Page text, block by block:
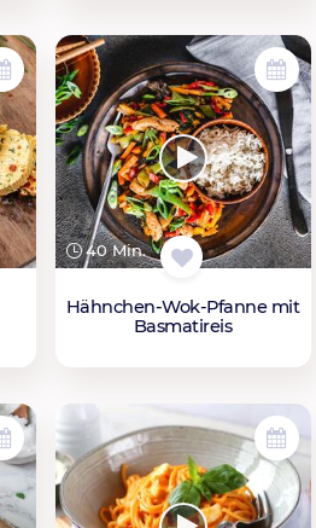
40 Min.
Hähnchen-Wok-Pfanne mit
Basmatireis